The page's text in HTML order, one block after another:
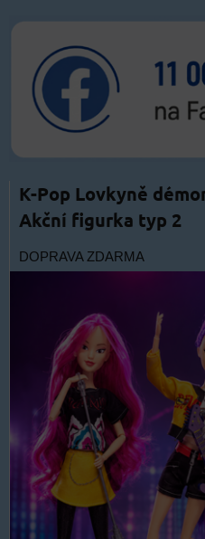
K-Pop Lovkyně
Akční figurka typ 2
DOPRAVA ZDARMA